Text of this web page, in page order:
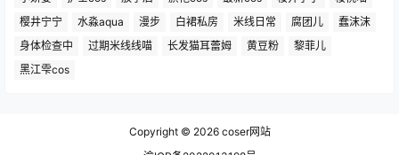
樱井宁宁
水淼aqua 漫步 白裙私房 米线日常 腐团儿
蠢沫沫
身体检查中
过期米线线喵 长发猫耳蕾姆 黄豆粉
黎菲儿
黑江雫cos
Copyright © 2026coser网站